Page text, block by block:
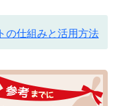
の仕組みと活用方法